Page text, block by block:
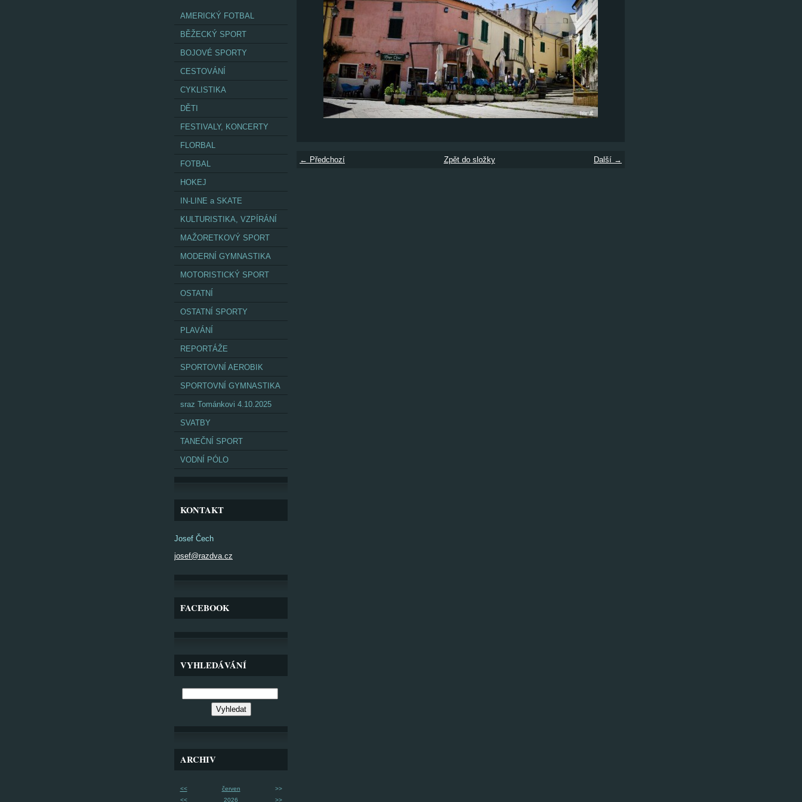
AMERICKÝ FOTBAL
BĚŽECKÝ SPORT
BOJOVÉ SPORTY
CESTOVÁNÍ
CYKLISTIKA
DĚTI
FESTIVALY, KONCERTY
FLORBAL
FOTBAL
HOKEJ
IN-LINE a SKATE
KULTURISTIKA, VZPÍRÁNÍ
MAŽORETKOVÝ SPORT
MODERNÍ GYMNASTIKA
MOTORISTICKÝ SPORT
OSTATNÍ
OSTATNÍ SPORTY
PLAVÁNÍ
REPORTÁŽE
SPORTOVNÍ AEROBIK
SPORTOVNÍ GYMNASTIKA
sraz Tománkovi 4.10.2025
SVATBY
TANEČNÍ SPORT
VODNÍ PÓLO
KONTAKT
Josef Čech
josef@razdva.cz
FACEBOOK
VYHLEDÁVÁNÍ
ARCHIV
<< červen
>>
<<
2026 >>
← Předchozí Další →
Zpět do složky